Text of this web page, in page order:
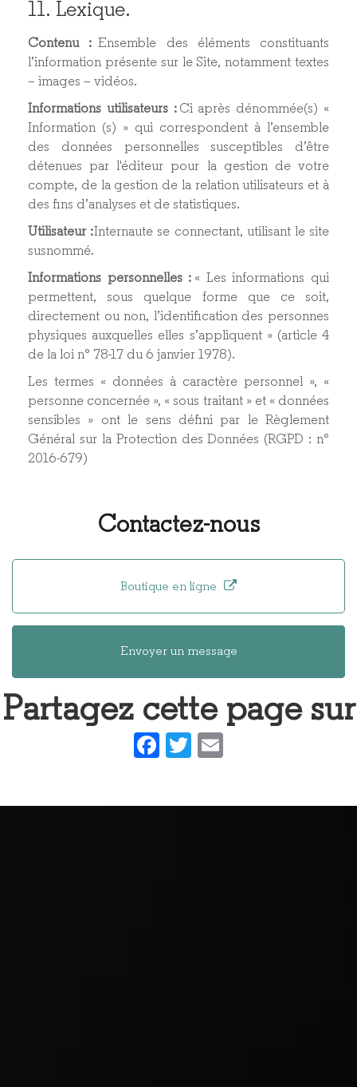
11. Lexique.
Contenu : Ensemble des éléments constituants
l’information présente sur le Site, notamment textes
– images – vidéos.
Informations utilisateurs :Ci après dénommée(s) «
Information (s) » qui correspondent à l’ensemble
des données personnelles susceptibles d’être
détenues par l'éditeur pour la gestion de votre
compte, de la gestion de la relation utilisateurs et à
des fins d’analyses et de statistiques.
Utilisateur :Internaute se connectant, utilisant le site
susnommé.
Informations personnelles : « Les informations qui
permettent, sous quelque forme que ce soit,
directement ou non, l’identification des personnes
physiques auxquelles elles s’appliquent » (article 4
de la loi n° 78-17 du 6 janvier 1978).
Les termes « données à caractère personnel », «
personne concernée », « sous traitant » et « données
sensibles » ont le sens défini par le Règlement
Général sur la Protection des Données (RGPD : n°
2016-679)
Contactez-nous
Boutique en ligne
Envoyer un message
Partagez cette page sur
Facebook
Twitter